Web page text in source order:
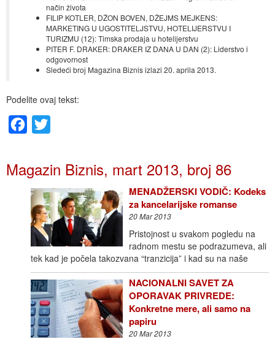
način života
FILIP KOTLER, DŽON BOVEN, DŽEJMS MEJKENS:
MARKETING U UGOSTITELJSTVU, HOTELIJERSTVU I
TURIZMU (12): Timska prodaja u hotelijerstvu
PITER F. DRAKER: DRAKER IZ DANA U DAN (2): Liderstvo i
odgovornost
Sledeći broj Magazina Biznis izlazi 20. aprila 2013.
Podelite ovaj tekst:
Facebook
Magazin Biznis, mart 2013, broj 86
MENADŽERSKI VODIČ: Kodeks
za kancelarijske romanse
20 Mar 2013
Pristojnost u svakom pogledu na
radnom mestu se podrazumeva, ali
tek kad je počela takozvana “tranzicija” i kad su na naše
NACIONALNI SAVET ZA
OPORAVAK PRIVREDE:
Konkretne mere, ali samo na
papiru
20 Mar 2013